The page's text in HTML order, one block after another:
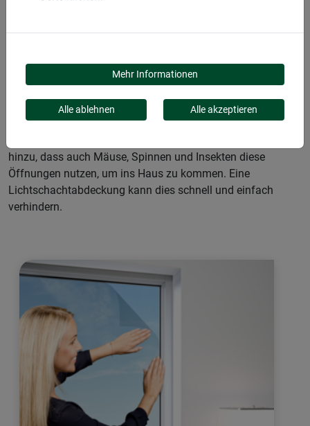
Dachrinnenschutz und Dachfallrohrschutz verhindern ein
aufwendige Reinigungsaktionen. Vor Laub geschützt
werden wollen auch Lichtschächte oder Kellerschächte denn
hinzu, dass auch Mäuse, Spinnen und Insekten diese
Öffnungen nutzen, um ins Haus zu kommen. Eine
Lichtschachtabdeckung kann dies schnell und einfach
verhindern.
Mehr Informationen
Alle ablehnen Alle akzeptieren